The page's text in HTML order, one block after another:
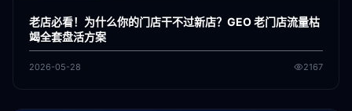
老店必看！为什么你的门店干不过新店？GEO 老门店流量枯
竭全套盘活方案
2026-05-28 2167